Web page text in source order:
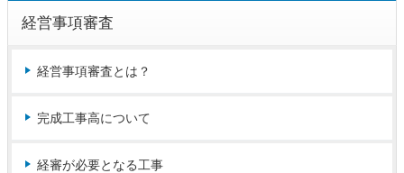
経営事項審査
経営事項審査とは？
完成工事高について
経審が必要となる工事